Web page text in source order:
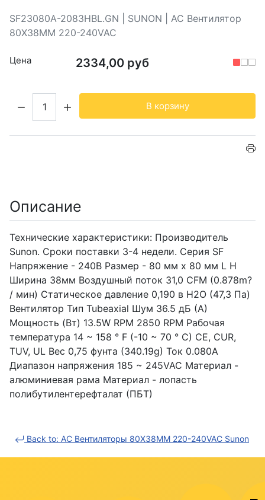
SF23080A-2083HBL.GN | SUNON | AC Вентилятор
80X38MM 220-240VAC
Цена 2334,00 руб
В корзину
Описание
Технические характеристики: Производитель
Sunon. Сроки поставки 3-4 недели. Серия SF
Напряжение - 240В Размер - 80 мм х 80 мм L H
Ширина 38мм Воздушный поток 31,0 CFM (0.878m?
/ мин) Статическое давление 0,190 в H2O (47,3 Па)
Вентилятор Тип Tubeaxial Шум 36.5 дБ (А)
Мощность (Вт) 13.5W RPM 2850 RPM Рабочая
температура 14 ~ 158 ° F (-10 ~ 70 ° C) CE, CUR,
TUV, UL Вес 0,75 фунта (340.19g) Ток 0.080A
Диапазон напряжения 185 ~ 245VAC Материал -
алюминиевая рама Материал - лопасть
полибутилентерефталат (ПБТ)
Back to: AC Вентиляторы 80X38MM 220-240VAC Sunon